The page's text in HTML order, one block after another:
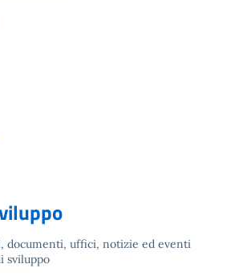
documenti, uffici, notizie ed eventi
sviluppo